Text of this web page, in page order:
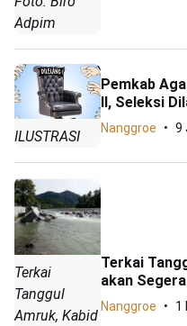
Adpim
ILUSTRASI
Pemkab
II, Seleksi
Nanggroe 9
Terkai
Tanggul
Amruk, Kabid
Terkai
akan
Nanggroe 1